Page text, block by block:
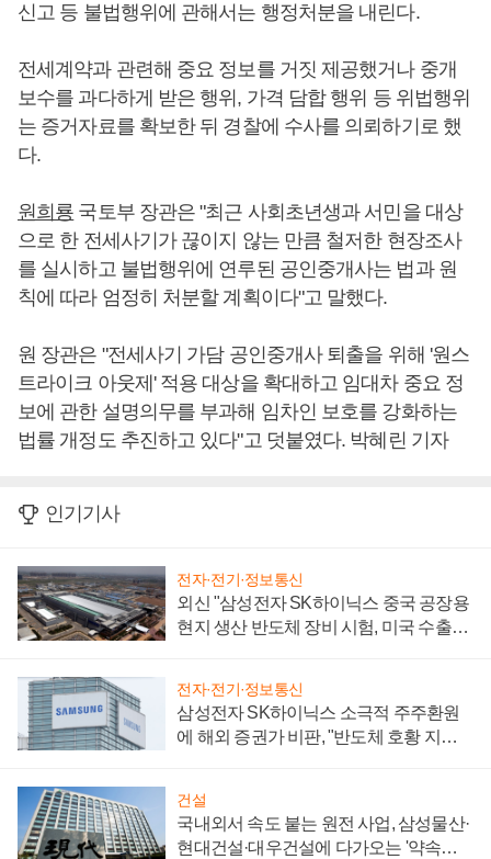
신고 등 불법행위에 관해서는 행정처분을 내린다.
전세계약과 관련해 중요 정보를 거짓 제공했거나 중개
보수를 과다하게 받은 행위, 가격 담합 행위 등 위법행위
는 증거자료를 확보한 뒤 경찰에 수사를 의뢰하기로 했
다.
원희룡 국토부 장관은 "최근 사회초년생과 서민을 대상
으로 한 전세사기가 끊이지 않는 만큼 철저한 현장조사
를 실시하고 불법행위에 연루된 공인중개사는 법과 원
칙에 따라 엄정히 처분할 계획이다"고 말했다.
원 장관은 "전세사기 가담 공인중개사 퇴출을 위해 '원스
트라이크 아웃제' 적용 대상을 확대하고 임대차 중요 정
보에 관한 설명의무를 부과해 임차인 보호를 강화하는
법률 개정도 추진하고 있다"고 덧붙였다. 박혜린 기자
인기기사
전자·전기·정보통신
외신 "삼성전자 SK하이닉스 중국 공장용
현지 생산 반도체 장비 시험, 미국 수출통
전자·전기·정보통신
삼성전자 SK하이닉스 소극적 주주환원
에 해외 증권가 비판, "반도체 호황 지속
건설
국내외서 속도 붙는 원전 사업, 삼성물산·
현대건설·대우건설에 다가오는 '약속의